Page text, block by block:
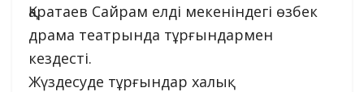
Қаратаев Сайрам елді мекеніндегі өзбек
драма театрында тұрғындармен
кездесті.
Жүздесуде тұрғындар халық